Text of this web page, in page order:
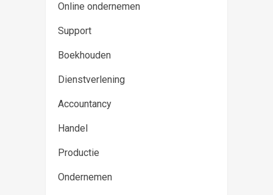
Online ondernemen
Support
Boekhouden
Dienstverlening
Accountancy
Handel
Productie
Ondernemen